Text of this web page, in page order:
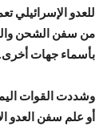
للعدو الإسرائيلي
من سفن الشحن
بأسماء جهات أخرى.
وشددت القوات
أو علم سفن العدو